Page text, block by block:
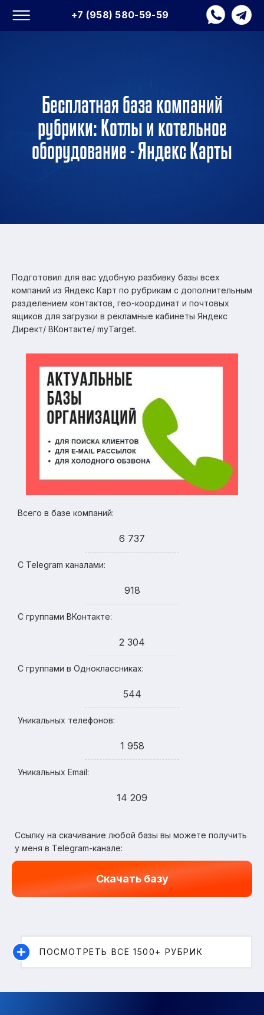
+7 (958) 580-59-59
Бесплатная база компаний
рубрики: Котлы и котельное
оборудование - Яндекс Карты
Подготовил для вас удобную разбивку базы всех
компаний из Яндекс Карт по рубрикам с дополнительным
разделением контактов, гео-координат и почтовых
ящиков для загрузки в рекламные кабинеты Яндекс
Директ/ ВКонтакте/ myTarget.
Всего в базе компаний:
6 737
С Telegram каналами:
918
С группами ВКонтакте:
2 304
С группами в Одноклассниках:
544
Уникальных телефонов:
1 958
Уникальных Email:
14 209
Ссылку на скачивание любой базы вы можете получить
у меня в Telegram-канале:
Скачать базу
ПОСМОТРЕТЬ ВСЕ 1500+ РУБРИК